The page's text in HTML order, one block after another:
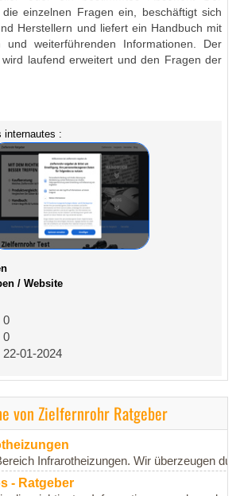
einzelnen Fragen ein, beschäftigt sich
Herstellern und liefert ein Handbuch mit
und weiterführenden Informationen. Der
laufend erweitert und den Fragen der
internautes :
/ Website
0
0
22-01-2024
von Zielfernrohr Ratgeber
Infrarotheizungen. Wir überzeugen
- Ratgeber